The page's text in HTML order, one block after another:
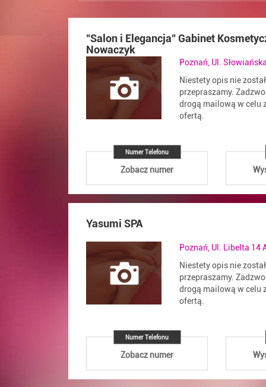
"Salon i Elegancja" Gabinet
Nowaczyk
Poznań, Ul.
Niestety opis nie
przepraszamy.
drogą mailową w celu
ofertą.
Numer Telefonu
Zobacz numer
Yasumi SPA
Poznań, Ul. Libelta 14
Niestety opis nie
przepraszamy.
drogą mailową w celu
ofertą.
Numer Telefonu
Zobacz numer